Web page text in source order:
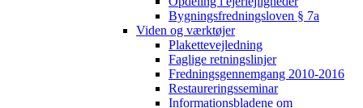
Bygningsfredningsloven § 7a
Viden og værktøjer
Plakettevejledning
Faglige retningslinjer
Fredningsgennemgang 2010-2016
Restaureringsseminar
Informationsbladene om